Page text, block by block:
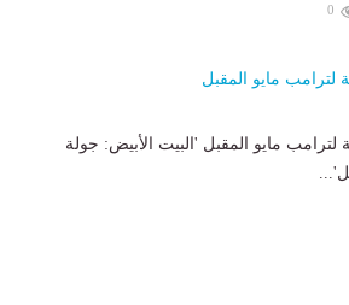
0
لترامب مايو المقبل 'البيت الأبيض: جولة